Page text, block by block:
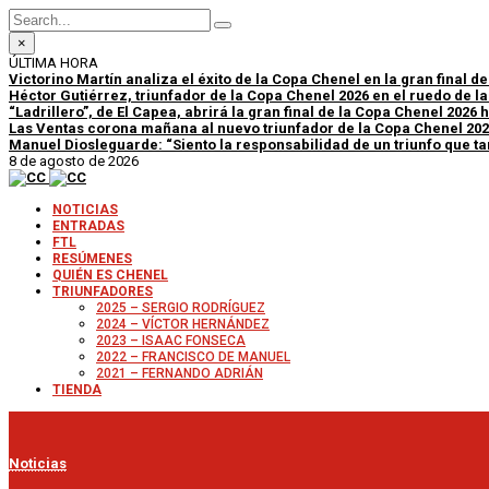
×
ÚLTIMA HORA
Victorino Martín analiza el éxito de la Copa Chenel en la gran final de
Héctor Gutiérrez, triunfador de la Copa Chenel 2026 en el ruedo de
“Ladrillero”, de El Capea, abrirá la gran final de la Copa Chenel 2026
Las Ventas corona mañana al nuevo triunfador de la Copa Chenel
Manuel Diosleguarde: “Siento la responsabilidad de un triunfo que
8 de agosto de 2026
NOTICIAS
ENTRADAS
FTL
RESÚMENES
QUIÉN ES CHENEL
TRIUNFADORES
2025 – SERGIO RODRÍGUEZ
2024 – VÍCTOR HERNÁNDEZ
2023 – ISAAC FONSECA
2022 – FRANCISCO DE MANUEL
2021 – FERNANDO ADRIÁN
TIENDA
Noticias